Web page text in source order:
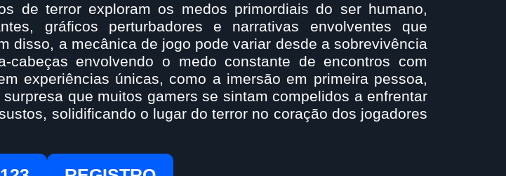
de terror exploram os medos primordiais do ser humano,
gráficos perturbadores e narrativas envolventes que
disso, a mecânica de jogo pode variar desde a sobrevivência
envolvendo o medo constante de encontros com
experiências únicas, como a imersão em primeira pessoa,
que muitos gamers se sintam compelidos a enfrentar
solidificando o lugar do terror no coração dos jogadores